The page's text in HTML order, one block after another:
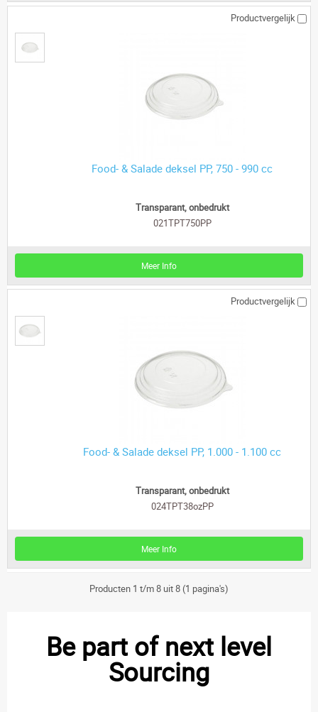
Productvergelijk
Food- & Salade deksel PP, 750 - 990 cc
Transparant, onbedrukt
021TPT750PP
Meer Info
Productvergelijk
Food- & Salade deksel PP, 1.000 - 1.100 cc
Transparant, onbedrukt
024TPT38ozPP
Meer Info
Producten 1 t/m 8 uit 8 (1 pagina's)
Be part of next level
Sourcing